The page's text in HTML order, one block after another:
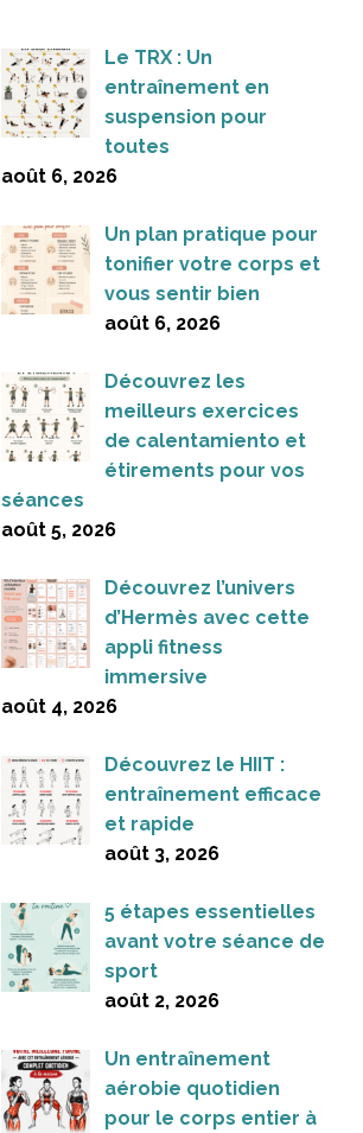
Le TRX : Un
entraînement en
suspension pour
toutes
août 6, 2026
Un plan pratique pour
tonifier votre corps et
vous sentir bien
août 6, 2026
Découvrez les
meilleurs exercices
de calentamiento et
étirements pour vos
séances
août 5, 2026
Découvrez l’univers
d’Hermès avec cette
appli fitness
immersive
août 4, 2026
Découvrez le HIIT :
entraînement efficace
et rapide
août 3, 2026
5 étapes essentielles
avant votre séance de
sport
août 2, 2026
Un entraînement
aérobie quotidien
pour le corps entier à